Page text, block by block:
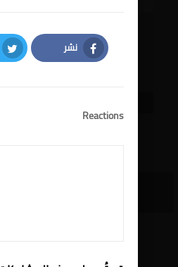
نشر
Facebook
Reactions